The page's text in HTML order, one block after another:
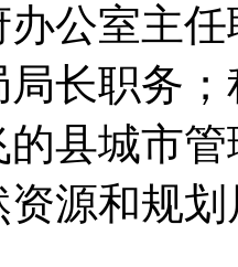
公室主
长职务
县城市
资源和规